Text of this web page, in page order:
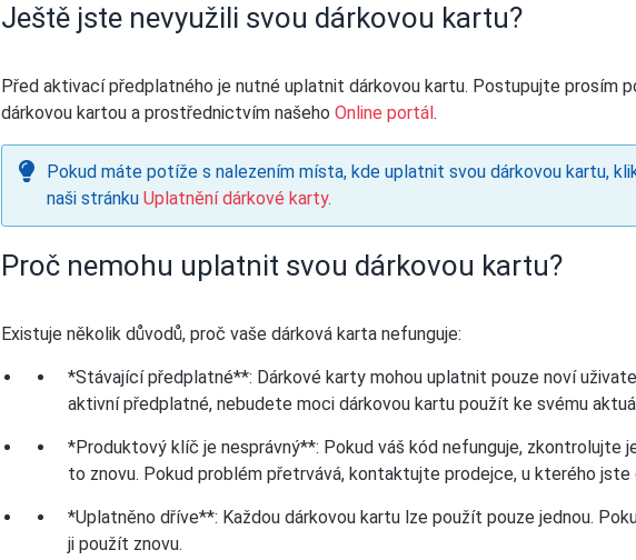
Ještě jste nevyužili svou dárkovou kartu?
Před aktivací předplatného je nutné uplatnit dárkovou kartu. Postupujte prosím
dárkovou kartou a prostřednictvím našehoOnline portál.
Pokud máte potíže s nalezením místa, kde uplatnit svou dárkovou kartu,
naši stránkuUplatnění dárkové karty.
Proč nemohu uplatnit svou dárkovou kartu?
Existuje několik důvodů, proč vaše dárková karta nefunguje:
*Stávající předplatné**: Dárkové karty mohou uplatnit pouze noví
aktivní předplatné, nebudete moci dárkovou kartu použít ke svému
*Produktový klíč je nesprávný**: Pokud váš kód nefunguje, zkontrolujte
to znovu. Pokud problém přetrvává, kontaktujte prodejce, u kterého jste
*Uplatněno dříve**: Každou dárkovou kartu lze použít pouze jednou.
ji použít znovu.